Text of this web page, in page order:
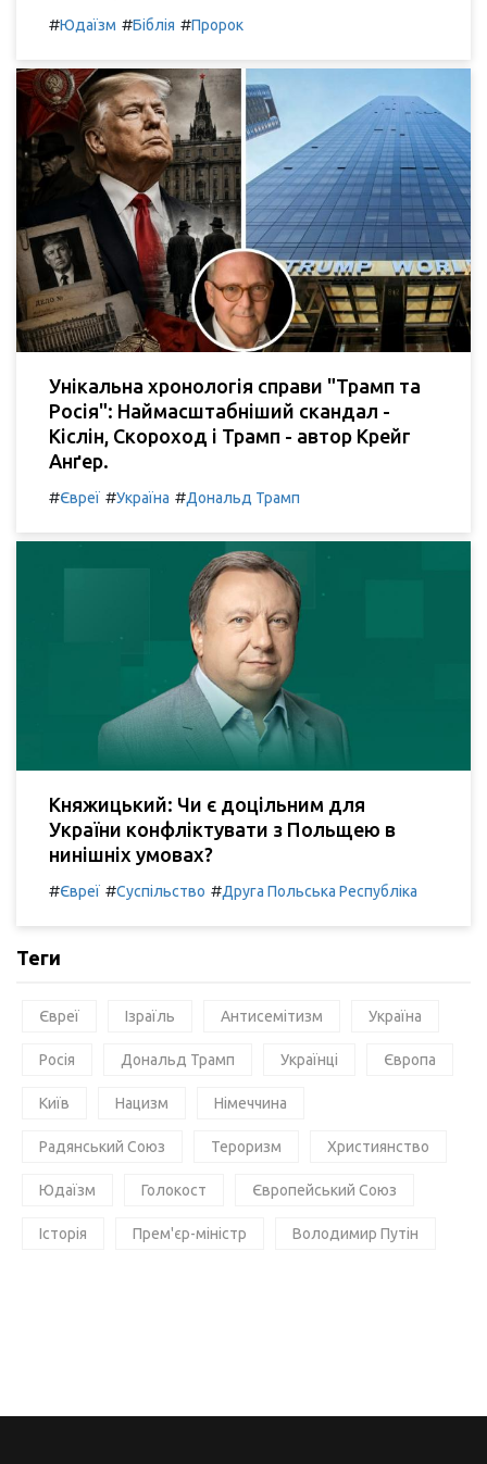
#Юдаїзм #Біблія #Пророк
Унікальна хронологія справи "Трамп та
Росія": Наймасштабніший скандал -
Кіслін, Скороход і Трамп - автор Крейг
Анґер.
#Євреї #Україна #Дональд Трамп
Княжицький: Чи є доцільним для
України конфліктувати з Польщею в
нинішніх умовах?
#Євреї #Суспільство #Друга Польська Республіка
Теги
Євреї Ізраїль Антисемітизм Україна
Росія Дональд Трамп Українці Європа
Київ Нацизм Німеччина
Радянський Союз Тероризм Християнство
Юдаїзм Голокост Європейський Союз
Історія Прем'єр-міністр Володимир Путін